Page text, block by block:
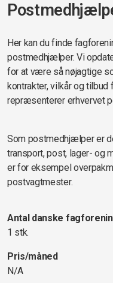
Her kan du finde
postmedhjælper. Vi
for at være så nøjagtige
kontrakter, vilkår og
repræsenterer erhvervet
Som postmedhjælper er
transport, post, lager- og
er for eksempel
postvagtmester.
Antal danske
1 stk.
Pris/måned
N/A